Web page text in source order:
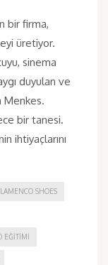
bir firma,
üretiyor.
sinema
duyulan ve
Menkes.
bir tanesi.
ihtiyaçlarını
SHOES
EĞITIMI